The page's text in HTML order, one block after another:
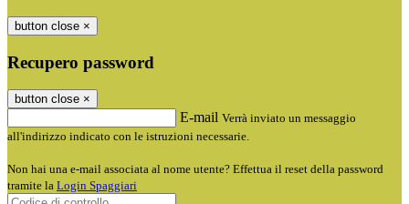
button close ×
Recupero password
button close ×
E-mail Verrà inviato un messaggio
all'indirizzo indicato con le istruzioni necessarie.
Non hai una e-mail associata al nome utente? Effettua il reset della password
tramite la Login Spaggiari